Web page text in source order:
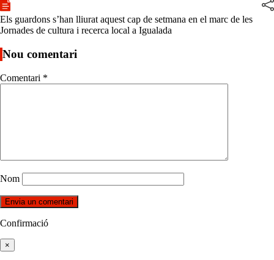
Els guardons s’han lliurat aquest cap de setmana en el marc de les
Jornades de cultura i recerca local a Igualada
Nou comentari
Comentari *
Nom
Confirmació
×